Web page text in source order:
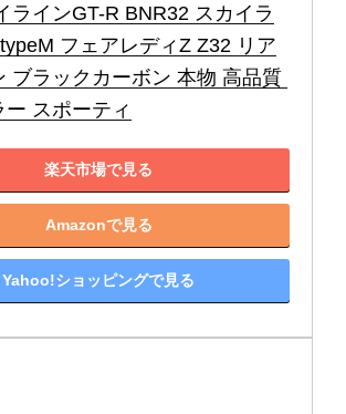
ラインGT-R BNR32 スカイラ
フェアレディZ Z32 リア
ブラックカーボン 本物 高品質
スポーティ
楽天市場で見る
Amazonで見る
Yahoo!ショッピングで見る